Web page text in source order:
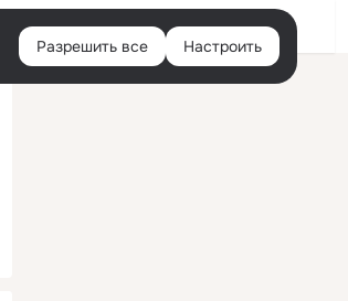
Войти
Разрешить все Настроить